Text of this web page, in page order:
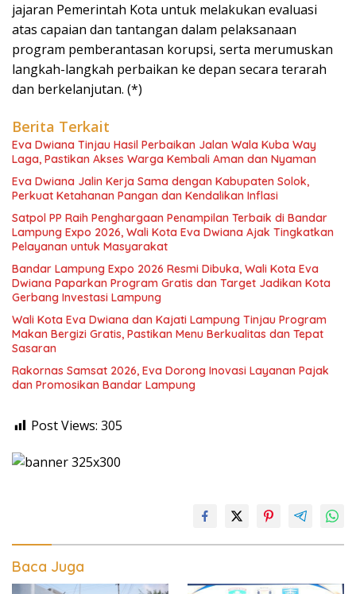
jajaran Pemerintah Kota untuk melakukan evaluasi
atas capaian dan tantangan dalam pelaksanaan
program pemberantasan korupsi, serta merumuskan
langkah-langkah perbaikan ke depan secara terarah
dan berkelanjutan. (*)
Berita Terkait
Eva Dwiana Tinjau Hasil Perbaikan Jalan Wala Kuba Way
Laga, Pastikan Akses Warga Kembali Aman dan Nyaman
Eva Dwiana Jalin Kerja Sama dengan Kabupaten Solok,
Perkuat Ketahanan Pangan dan Kendalikan Inflasi
Satpol PP Raih Penghargaan Penampilan Terbaik di Bandar
Lampung Expo 2026, Wali Kota Eva Dwiana Ajak Tingkatkan
Pelayanan untuk Masyarakat
Bandar Lampung Expo 2026 Resmi Dibuka, Wali Kota Eva
Dwiana Paparkan Program Gratis dan Target Jadikan Kota
Gerbang Investasi Lampung
Wali Kota Eva Dwiana dan Kajati Lampung Tinjau Program
Makan Bergizi Gratis, Pastikan Menu Berkualitas dan Tepat
Sasaran
Rakornas Samsat 2026, Eva Dorong Inovasi Layanan Pajak
dan Promosikan Bandar Lampung
Post Views: 305
Baca Juga